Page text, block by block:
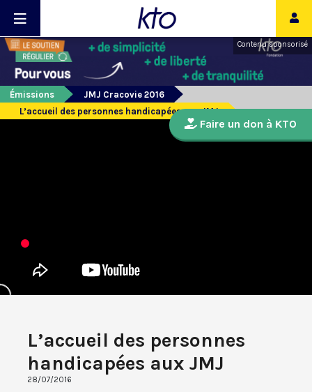
Contenu sponsorisé
Émissions
JMJ Cracovie 2016
L’accueil des personnes handicapées aux JMJ
L’accueil des personnes
handicapées aux JMJ
28/07/2016
Faire un don à KTO